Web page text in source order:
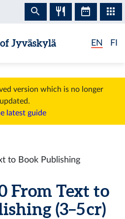
Jyväskylä EN FI
version which is no longer
updated.
latest guide
to Book Publishing
From Text to
(3–5 cr)